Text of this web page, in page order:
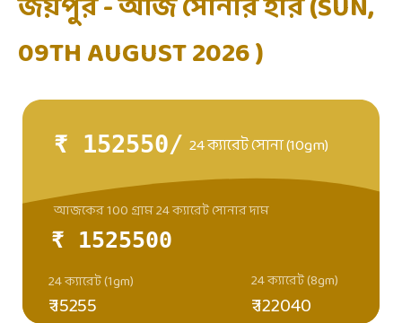
09TH AUGUST 2026 )
₹ 152550/ 24 ক্যারেট সোনা (10gm)
₹ 1525500
₹ 15255
24 ক্যারেট (1gm) 24 ক্যারেট (8gm)
আজকের 100 গ্রাম 24 ক্যারেট সোনার দাম
₹ 122040